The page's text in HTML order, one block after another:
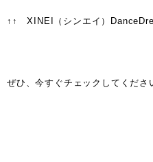
↑↑ XINEI（シンエイ）
ぜひ、今すぐチェックしてくださ